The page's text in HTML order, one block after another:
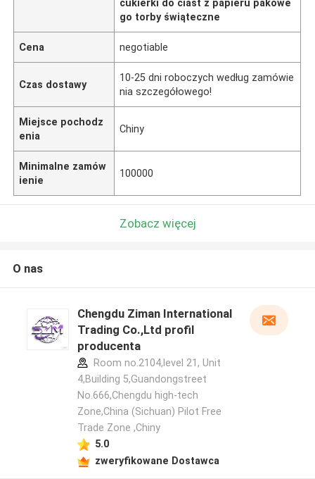
cukierki do ciast z papieru pakowe
go torby świąteczne
Cena negotiable
Czas dostawy
10-25 dni roboczych według zamówie
nia szczegółowego!
Miejsce pochodz
enia
Chiny
Minimalne zamów
ienie
100000
Zobacz więcej
O nas
Chengdu Ziman International
Trading Co.,Ltd profil
producenta
Room no.2104,level 21, Unit
4,Building 5,Guandongstreet
No.666,Chengdu high-tech
Zone,China (Sichuan) Pilot Free
Trade Zone ,Chiny
5.0
zweryfikowane Dostawca